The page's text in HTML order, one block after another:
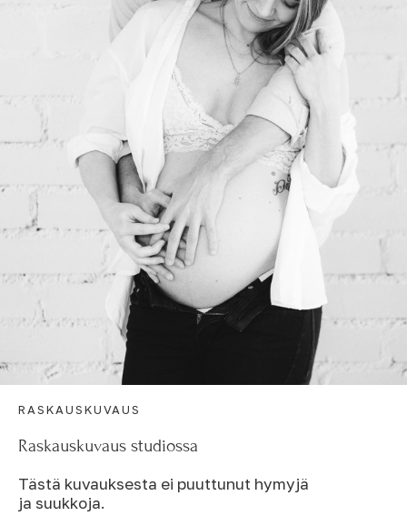
RASKAUSKUVAUS
Raskauskuvaus studiossa
Tästä kuvauksesta ei puuttunut hymyjä
ja suukkoja.